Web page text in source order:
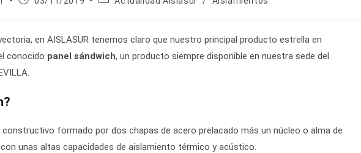
en AISLASUR tenemos claro que nuestro principal producto estrella en
conocido panel sándwich, un producto siempre disponible en nuestra sede del
formado por dos chapas de acero prelacado más un núcleo o alma de
unas altas capacidades de aislamiento térmico y acústico.